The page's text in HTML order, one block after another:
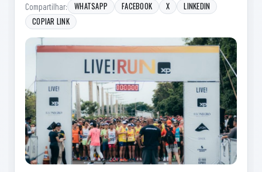
Compartilhar: WHATSAPP FACEBOOK X
LINKEDIN
COPIAR LINK